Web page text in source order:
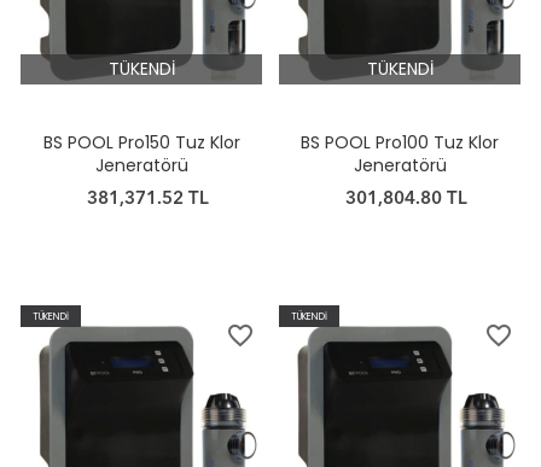
TÜKENDİ
BS POOL Pro150 Tuz Klor
Jeneratörü
381,371.52 TL
TÜKENDİ
BS POOL Pro100 Tuz Klor
Jeneratörü
301,804.80 TL
TÜKENDİ
favorite_border
TÜKENDİ
favorite_border